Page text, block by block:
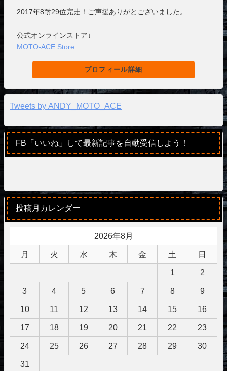
2017年8耐29位完走！ご声援ありがとございました。
公式オンラインストア↓
MOTO-ACE Store
プロフィール詳細
Tweets by ANDY_MOTO_ACE
FB「いいね」して最新記事を自動受信しよう！
投稿月カレンダー
2026年8月
月 火 水 木 金 土 日
1 2
3 4 5 6 7 8 9
10 11 12 13 14 15 16
17 18 19 20 21 22 23
24 25 26 27 28 29 30
31